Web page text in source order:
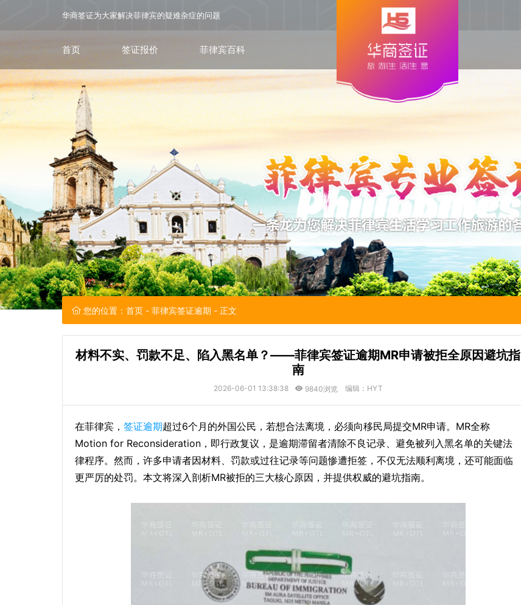
华商签证为大家解决菲律宾的疑难杂症的问题
首页 签证报价 菲律宾百科
您的位置： 首页 - 菲律宾签证逾期 - 正文
材料不实、罚款不足、陷入黑名单？——菲律宾签证逾期MR申请被拒全原因避坑指
南
2026-06-01 13:38:38 9840浏览 编辑：HYT
在菲律宾， 签证逾期超过6个月的外国公民，若想合法离境，必须向移民局提交MR申请。MR全称
Motion for Reconsideration，即行政复议，是逾期滞留者清除不良记录、避免被列入黑名单的关键法
律程序。然而，许多申请者因材料、罚款或过往记录等问题惨遭拒签，不仅无法顺利离境，还可能面临
更严厉的处罚。本文将深入剖析MR被拒的三大核心原因，并提供权威的避坑指南。